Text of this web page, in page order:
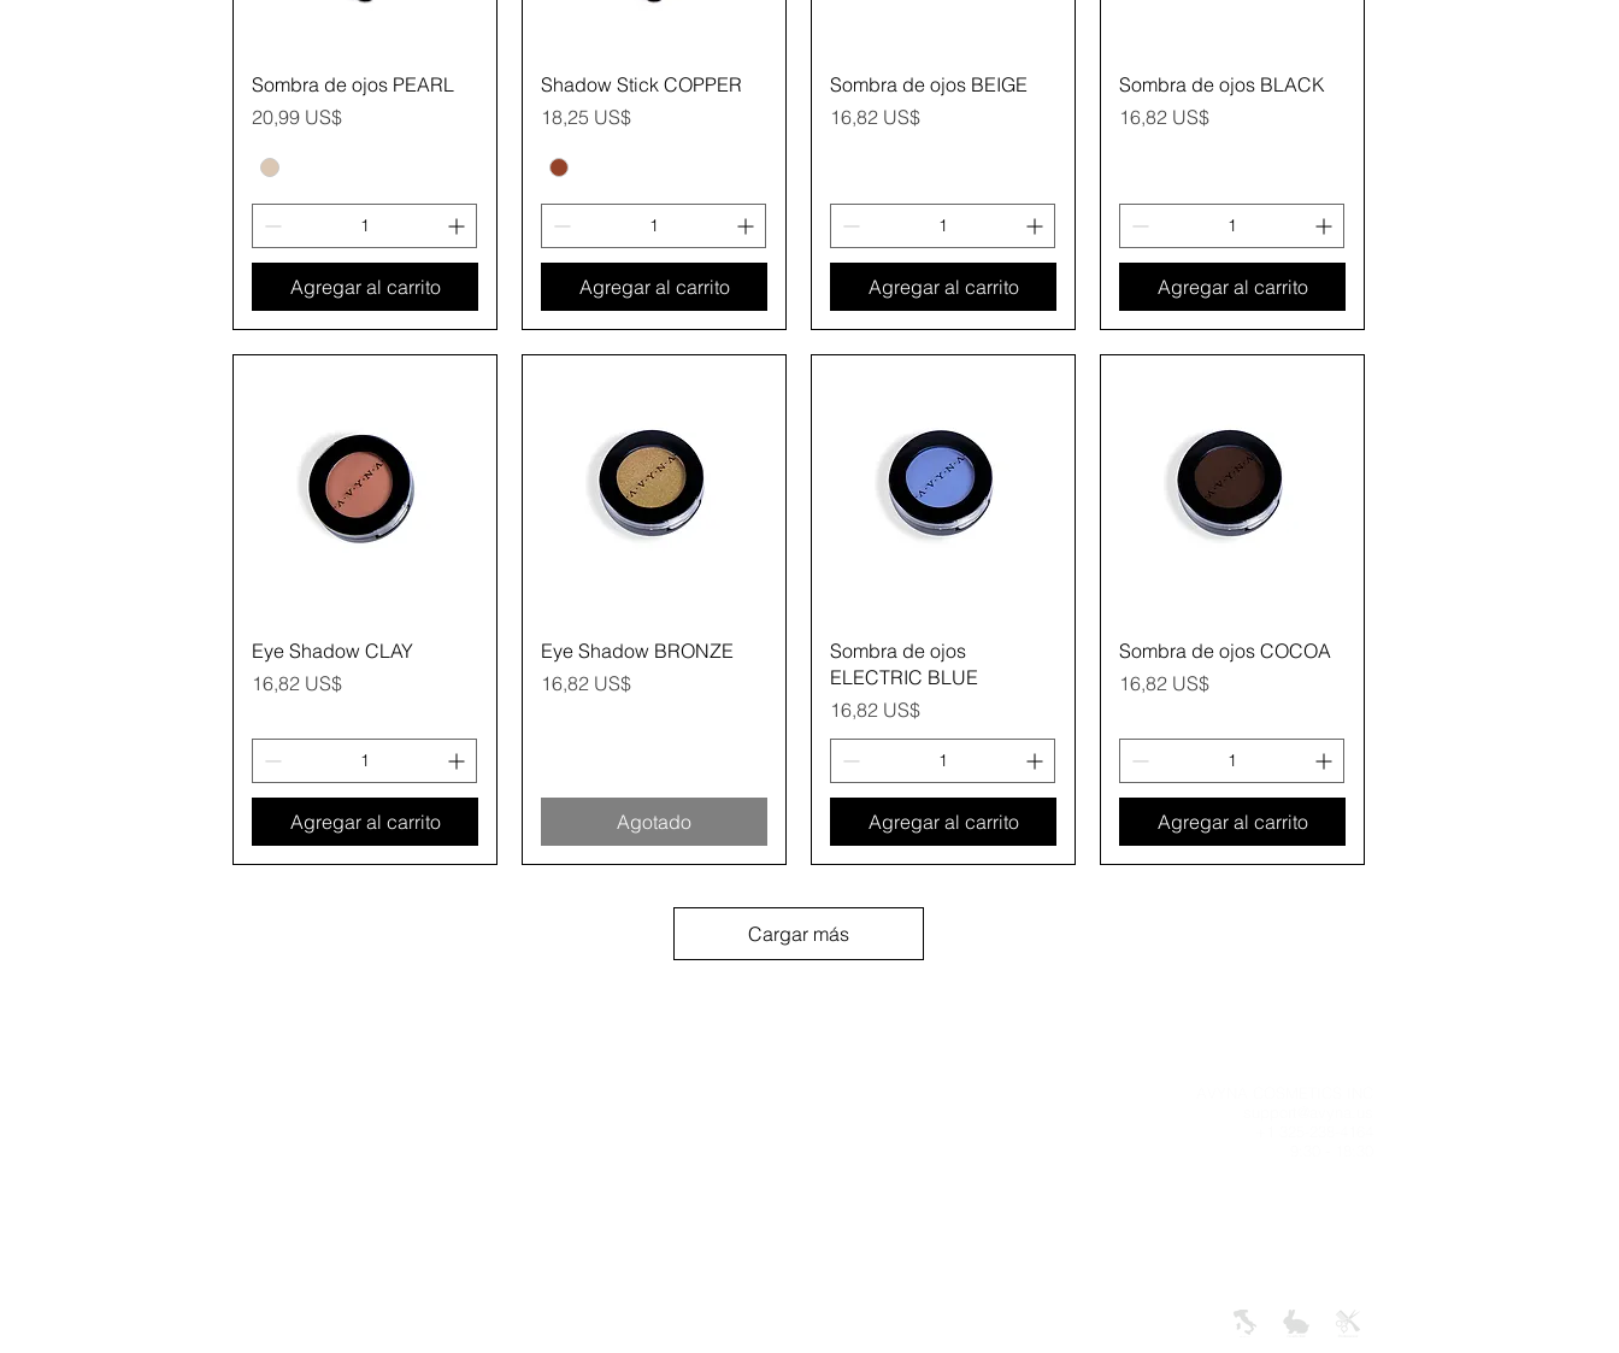
Vista rápida
Sombra de ojos PEARL
Precio
20,99 US$
Agregar al carrito
Vista rápida
Shadow Stick COPPER
Precio
18,25 US$
Agregar al carrito
Vista rápida
Sombra de ojos BEIGE
Precio
16,82 US$
Agregar al carrito
Vista rápida
Sombra de ojos BLACK
Precio
16,82 US$
Agregar al carrito
Vista rápida
Eye Shadow CLAY
Precio
16,82 US$
Agregar al carrito
Vista rápida
Eye Shadow BRONZE
Precio
16,82 US$
Agotado
Vista rápida
Sombra de ojos
ELECTRIC BLUE
Precio
16,82 US$
Agregar al carrito
Vista rápida
Sombra de ojos COCOA
Precio
16,82 US$
Agregar al carrito
Cargar más